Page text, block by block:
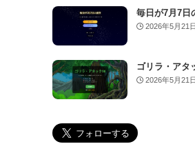
毎日が7月7日
2026年5月21日
ゴリラ・アタ
2026年5月21日